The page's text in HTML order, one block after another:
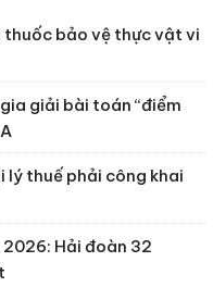
thuốc bảo vệ thực vật vi
giải bài toán “điểm
lý thuế phải công khai
Hải đoàn 32